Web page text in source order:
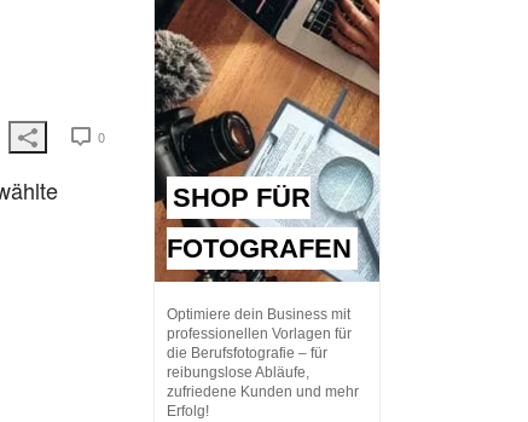
0
SHOP FÜR
FOTOGRAFEN
Optimiere dein Business mit
professionellen Vorlagen für
die Berufsfotografie – für
reibungslose Abläufe,
zufriedene Kunden und mehr
Erfolg!